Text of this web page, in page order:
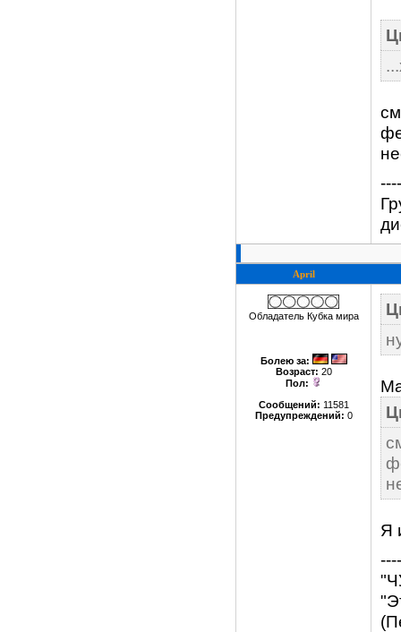
April
Обладатель Кубка мира
Болею за:
Возраст: 20
Пол:
Сообщений: 11581
Предупреждений: 0
Я